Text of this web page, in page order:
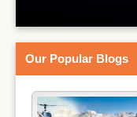
Our Popular Blogs